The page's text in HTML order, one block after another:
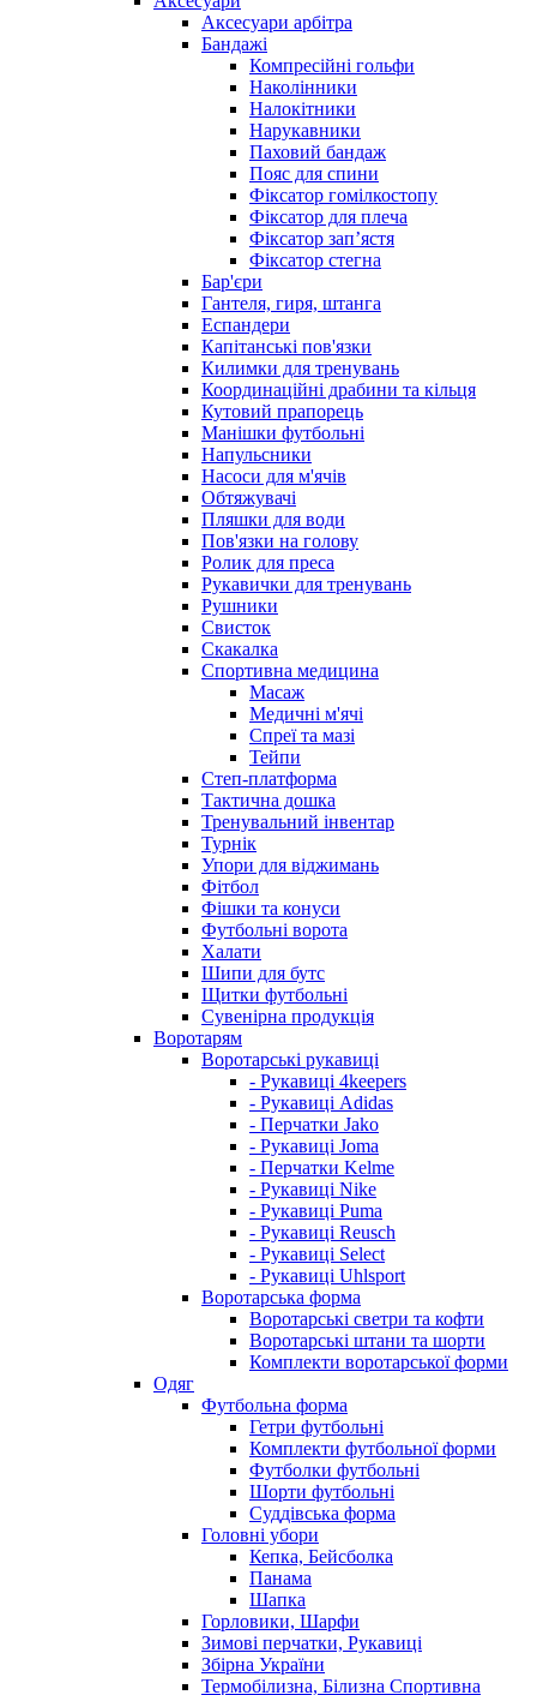
Аксесуари арбітра
Бандажі
Компресійні гольфи
Наколінники
Налокітники
Нарукавники
Паховий бандаж
Пояс для спини
Фіксатор гомілкостопу
Фіксатор для плеча
Фіксатор запʼястя
Фіксатор стегна
Бар'єри
Гантеля, гиря, штанга
Еспандери
Капітанські пов'язки
Килимки для тренувань
Координаційні драбини та кільця
Кутовий прапорець
Манішки футбольні
Напульсники
Насоси для м'ячів
Обтяжувачі
Пляшки для води
Пов'язки на голову
Ролик для преса
Рукавички для тренувань
Рушники
Свисток
Скакалка
Спортивна медицина
Масаж
Медичні м'ячі
Спреї та мазі
Тейпи
Степ-платформа
Тактична дошка
Тренувальний інвентар
Турнік
Упори для віджимань
Фітбол
Фішки та конуси
Футбольні ворота
Халати
Шипи для бутс
Щитки футбольні
Сувенірна продукція
Воротарям
Воротарські рукавиці
- Рукавиці 4keepers
- Рукавиці Adidas
- Перчатки Jako
- Рукавиці Joma
- Перчатки Kelme
- Рукавиці Nike
- Рукавиці Puma
- Рукавиці Reusch
- Рукавиці Select
- Рукавиці Uhlsport
Воротарська форма
Воротарські светри та кофти
Воротарські штани та шорти
Комплекти воротарської форми
Одяг
Футбольна форма
Гетри футбольні
Комплекти футбольної форми
Футболки футбольні
Шорти футбольні
Суддівська форма
Головні убори
Кепка, Бейсболка
Панама
Шапка
Горловики, Шарфи
Зимові перчатки, Рукавиці
Збірна України
Термобілизна, Білизна Спортивна